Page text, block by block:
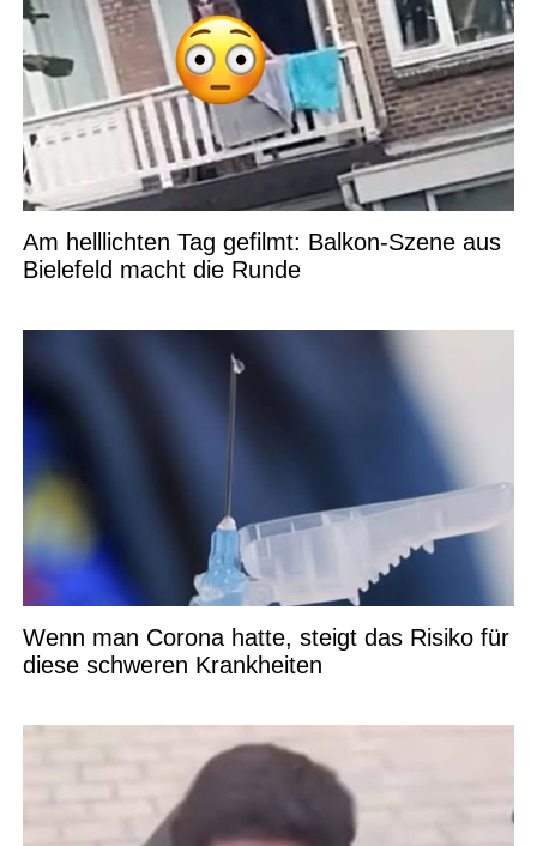
Am helllichten Tag gefilmt: Balkon-Szene aus
Bielefeld macht die Runde
Wenn man Corona hatte, steigt das Risiko für
diese schweren Krankheiten